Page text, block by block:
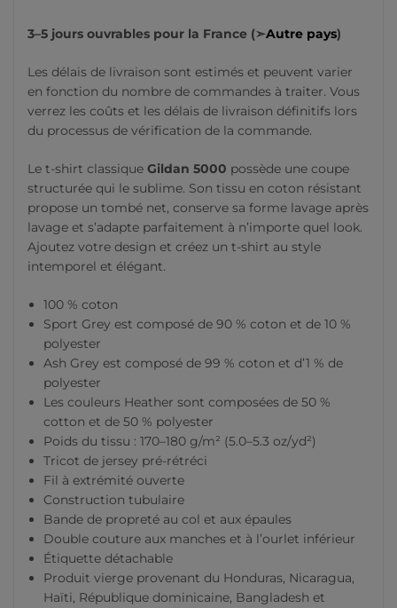
3–5 jours ouvrables pour la France (➣Autre pays)
Les délais de livraison sont estimés et peuvent varier
en fonction du nombre de commandes à traiter. Vous
verrez les coûts et les délais de livraison définitifs lors
du processus de vérification de la commande.
Le t-shirt classique Gildan 5000 possède une coupe
structurée qui le sublime. Son tissu en coton résistant
propose un tombé net, conserve sa forme lavage après
lavage et s’adapte parfaitement à n’importe quel look.
Ajoutez votre design et créez un t-shirt au style
intemporel et élégant.
100 % coton
Sport Grey est composé de 90 % coton et de 10 %
polyester
Ash Grey est composé de 99 % coton et d’1 % de
polyester
Les couleurs Heather sont composées de 50 %
cotton et de 50 % polyester
Poids du tissu : 170–180 g/m² (5.0–5.3 oz/yd²)
Tricot de jersey pré-rétréci
Fil à extrémité ouverte
Construction tubulaire
Bande de propreté au col et aux épaules
Double couture aux manches et à l’ourlet inférieur
Étiquette détachable
Produit vierge provenant du Honduras, Nicaragua,
Haïti, République dominicaine, Bangladesh et